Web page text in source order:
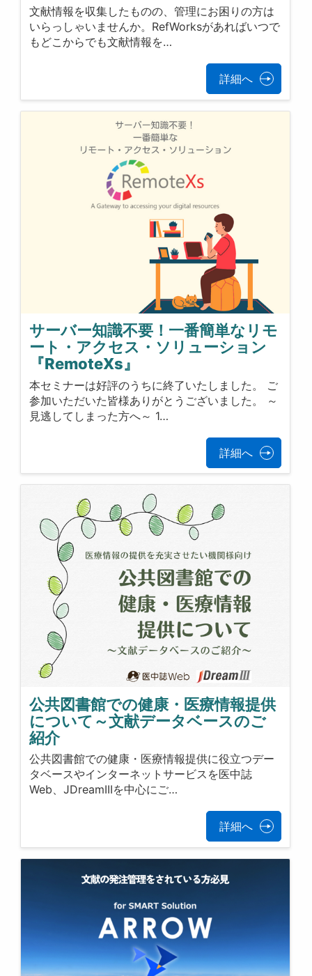
文献情報を収集したものの、管理にお困りの方は
いらっしゃいませんか。RefWorksがあればいつで
もどこからでも文献情報を…
詳細へ
サーバー知識不要！一番簡単なリモ
ート・アクセス・ソリューション
『RemoteXs』
本セミナーは好評のうちに終了いたしました。 ご
参加いただいた皆様ありがとうございました。 ～
見逃してしまった方へ～ 1…
詳細へ
公共図書館での健康・医療情報提供
について～文献データベースのご
紹介
公共図書館での健康・医療情報提供に役立つデー
タベースやインターネットサービスを医中誌
Web、JDreamIIIを中心にご…
詳細へ